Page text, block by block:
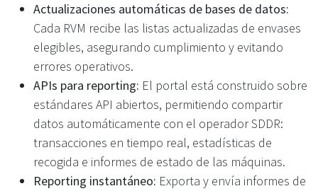
Actualizaciones automáticas de bases de datos:
Cada RVM recibe las listas actualizadas de envases
elegibles, asegurando cumplimiento y evitando
errores operativos.
APIs para reporting: El portal está construido sobre
estándares API abiertos, permitiendo compartir
datos automáticamente con el operador SDDR:
transacciones en tiempo real, estadísticas de
recogida e informes de estado de las máquinas.
Reporting instantáneo: Exporta y envía informes de